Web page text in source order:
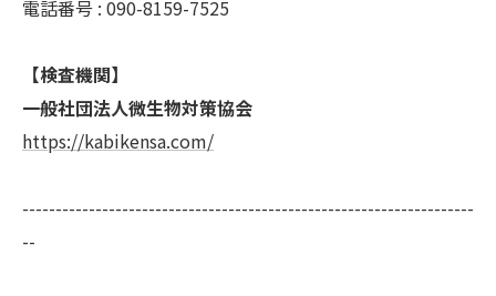
電話番号 : 090-8159-7525
【検査機関】
一般社団法人微生物対策協会
https://kabikensa.com/
--------------------------------------------------------------------
--